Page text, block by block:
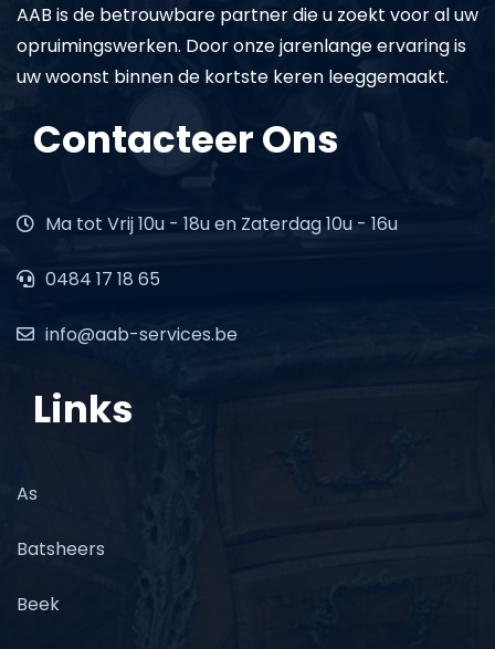
AAB is de betrouwbare partner die u zoekt voor al uw
opruimingswerken. Door onze jarenlange ervaring is
uw woonst binnen de kortste keren leeggemaakt.
Contacteer Ons
Ma tot Vrij 10u - 18u en Zaterdag 10u - 16u
0484 17 18 65
info@aab-services.be
Links
As
Batsheers
Beek